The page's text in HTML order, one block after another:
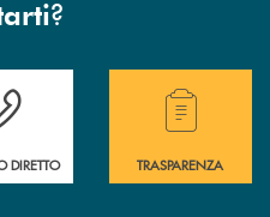
?
. di assistenza immediata?
DIRETTO
Hai bisogno di
TRASPARENZA